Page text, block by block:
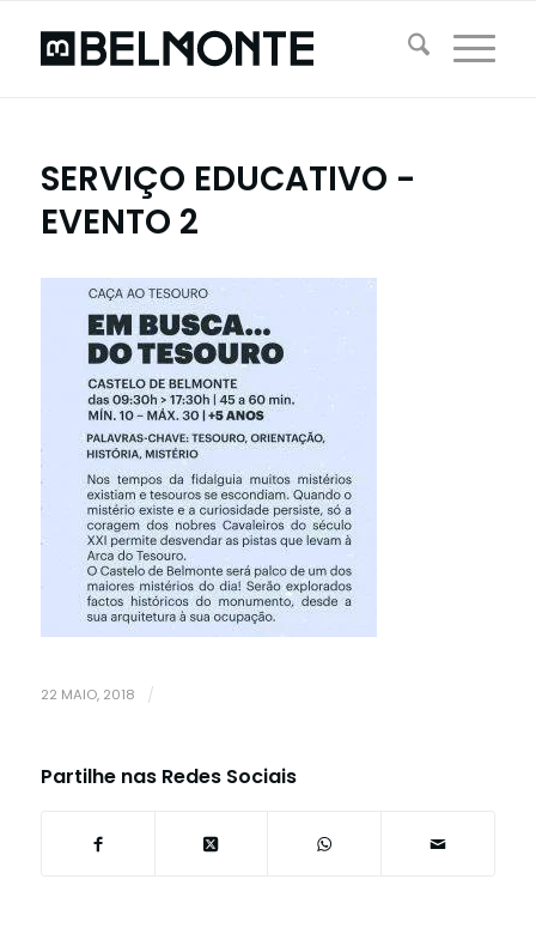
SERVIÇO EDUCATIVO -
EVENTO 2
22 MAIO, 2018 /
Partilhe nas Redes Sociais